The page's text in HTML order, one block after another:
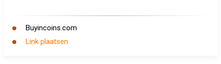
Buyincoins.com
Link plaatsen